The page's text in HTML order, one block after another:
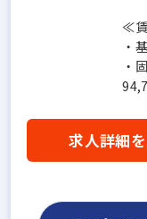
≪
・
・
求人詳細